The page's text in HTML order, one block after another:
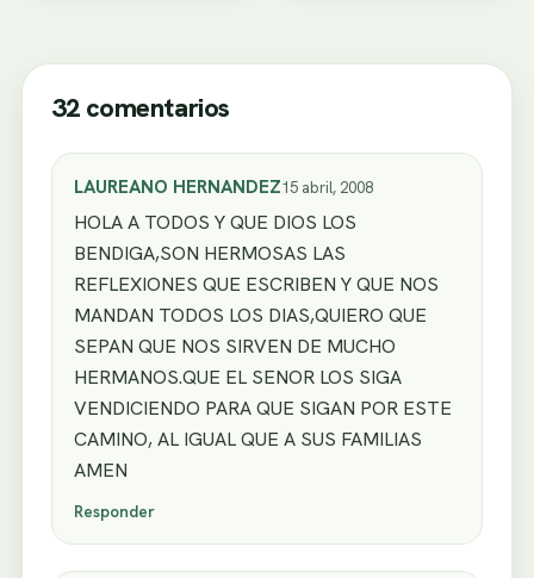
32 comentarios
LAUREANO HERNANDEZ15 abril, 2008
HOLA A TODOS Y QUE DIOS LOS
BENDIGA,SON HERMOSAS LAS
REFLEXIONES QUE ESCRIBEN Y QUE NOS
MANDAN TODOS LOS DIAS,QUIERO QUE
SEPAN QUE NOS SIRVEN DE MUCHO
HERMANOS.QUE EL SENOR LOS SIGA
VENDICIENDO PARA QUE SIGAN POR ESTE
CAMINO, AL IGUAL QUE A SUS FAMILIAS
AMEN
Responder